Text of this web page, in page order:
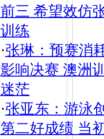
前三 希望效仿
训练
·张琳：预赛消
影响决赛 澳洲
迷茫
·张亚东：游泳
第二好成绩 当